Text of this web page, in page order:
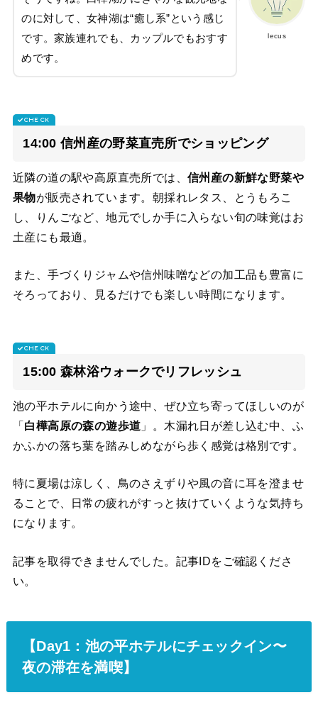
lecus
のに対して、女神湖は“癒し系”という感じ
です。家族連れでも、カップルでもおすす
めです。
14:00 信州産の野菜直売所でショッピング
近隣の道の駅や高原直売所では、 信州産の新鮮な野菜や
果物が販売されています。朝採れレタス、とうもろこ
し、りんごなど、地元でしか手に入らない旬の味覚はお
土産にも最適。
また、手づくりジャムや信州味噌などの加工品も豊富に
そろっており、見るだけでも楽しい時間になります。
15:00 森林浴ウォークでリフレッシュ
池の平ホテルに向かう途中、ぜひ立ち寄ってほしいのが
「 白樺高原の森の遊歩道 」。木漏れ日が差し込む中、ふ
かふかの落ち葉を踏みしめながら歩く感覚は格別です。
特に夏場は涼しく、鳥のさえずりや風の音に耳を澄ませ
ることで、日常の疲れがすっと抜けていくような気持ち
になります。
記事を取得できませんでした。記事IDをご確認くださ
い。
【Day1：池の平ホテルにチェックイン〜
夜の滞在を満喫】